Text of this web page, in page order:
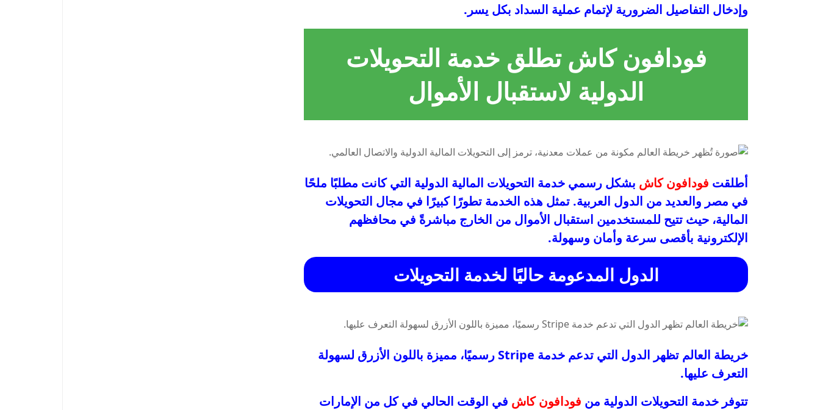
وإدخال التفاصيل الضرورية لإتمام عملية السداد بكل يسر.
فودافون كاش تطلق خدمة التحويلات
الدولية لاستقبال الأموال
أطلقت فودافون كاش بشكل رسمي خدمة التحويلات المالية الدولية التي كانت مطلبًا ملحًا
في مصر والعديد من الدول العربية. تمثل هذه الخدمة تطورًا كبيرًا في مجال التحويلات
المالية، حيث تتيح للمستخدمين استقبال الأموال من الخارج مباشرةً في محافظهم
الإلكترونية بأقصى سرعة وأمان وسهولة.
الدول المدعومة حاليًا لخدمة التحويلات
خريطة العالم تظهر الدول التي تدعم خدمة Stripe رسميًا، مميزة باللون الأزرق لسهولة
التعرف عليها.
تتوفر خدمة التحويلات الدولية من فودافون كاش في الوقت الحالي في كل من الإمارات